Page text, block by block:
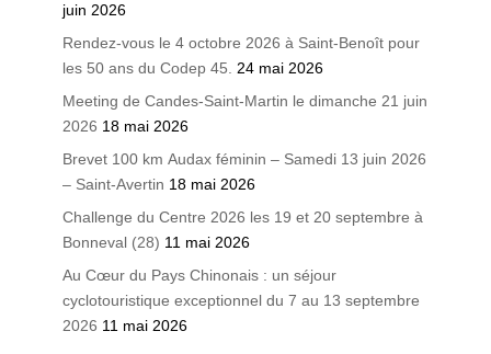
juin 2026
Rendez-vous le 4 octobre 2026 à Saint-Benoît pour
les 50 ans du Codep 45. 24 mai 2026
Meeting de Candes-Saint-Martin le dimanche 21 juin
2026 18 mai 2026
Brevet 100 km Audax féminin – Samedi 13 juin 2026
– Saint-Avertin 18 mai 2026
Challenge du Centre 2026 les 19 et 20 septembre à
Bonneval (28) 11 mai 2026
Au Cœur du Pays Chinonais : un séjour
cyclotouristique exceptionnel du 7 au 13 septembre
2026 11 mai 2026